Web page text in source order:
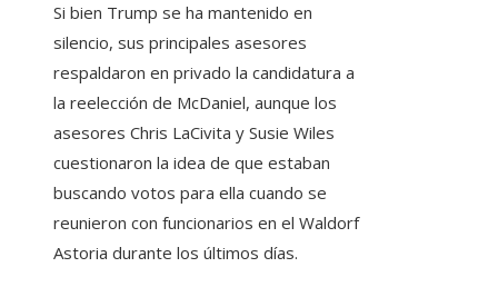
Si bien Trump se ha mantenido en
silencio, sus principales asesores
respaldaron en privado la candidatura a
la reelección de McDaniel, aunque los
asesores Chris LaCivita y Susie Wiles
cuestionaron la idea de que estaban
buscando votos para ella cuando se
reunieron con funcionarios en el Waldorf
Astoria durante los últimos días.